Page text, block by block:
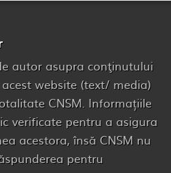
autor asupra conţinutului
website (text/ media)
CNSM. Informațiile
verificate pentru a asigura
acestora, însă CNSM nu
pentru